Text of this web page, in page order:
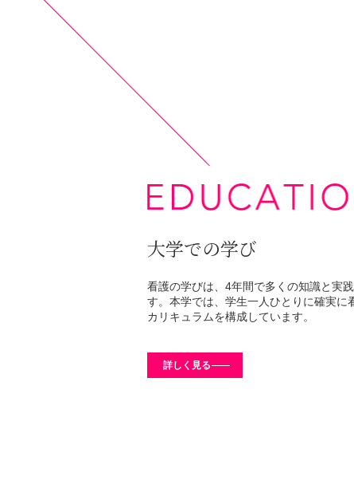
大学での学び
看護の学びは、4年間で多くの知識と実
す。本学では、学生一人ひとりに確実に
カリキュラムを構成しています。
詳しく見る